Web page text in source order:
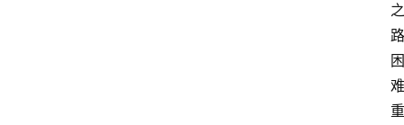
之
路
困
难
重